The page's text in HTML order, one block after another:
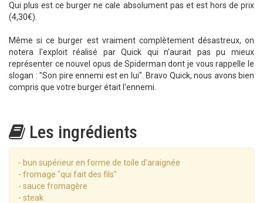
Qui plus est ce burger ne cale absolument pas et est hors de prix
(4,30€).
Même si ce burger est vraiment complètement désastreux, on
notera l'exploit réalisé par Quick qui n'aurait pas pu mieux
représenter ce nouvel opus de Spiderman dont je vous rappelle le
slogan : "Son pire ennemi est en lui". Bravo Quick, nous avons bien
compris que votre burger était l'ennemi.
Les ingrédients
- bun supérieur en forme de toile d'araignée
- fromage "qui fait des fils"
- sauce fromagère
- steak